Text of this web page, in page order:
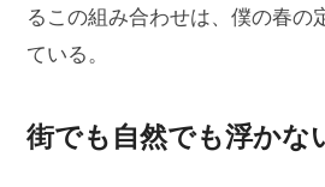
るこの組み合わせは、僕の春の
ている。
街でも自然でも浮かな